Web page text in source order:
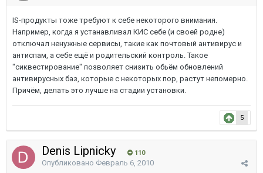
IS-продукты тоже требуют к себе некоторого внимания.
Например, когда я устанавливал КИС себе (и своей родне)
отключал ненужные сервисы, такие как почтовый антивирус и
антиспам, а себе ещё и родительский контроль. Такое
"сиквестирование" позволяет снизить обьём обновлений
антивирусных баз, которые с некоторых пор, растут непомерно.
Причём, делать это лучше на стадии установки.
5
Denis Lipnicky 110
Опубликовано Февраль 6, 2010